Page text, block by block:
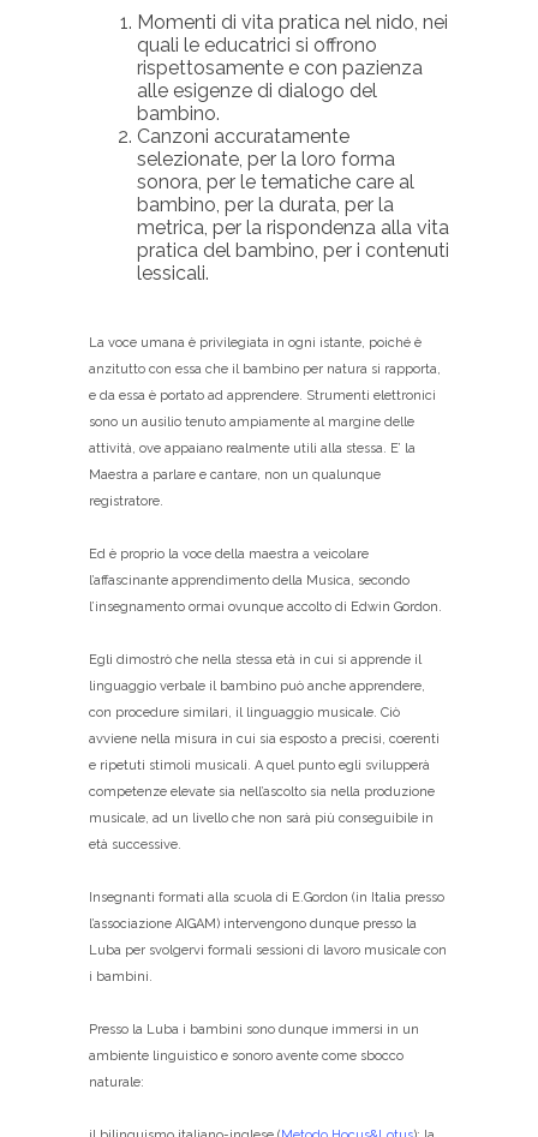
Momenti di vita pratica nel nido, nei
quali le educatrici si offrono
rispettosamente e con pazienza
alle esigenze di dialogo del
bambino.
Canzoni accuratamente
selezionate, per la loro forma
sonora, per le tematiche care al
bambino, per la durata, per la
metrica, per la rispondenza alla vita
pratica del bambino, per i contenuti
lessicali.
La voce umana è privilegiata in ogni istante, poiché è
anzitutto con essa che il bambino per natura si rapporta,
e da essa è portato ad apprendere. Strumenti elettronici
sono un ausilio tenuto ampiamente al margine delle
attività, ove appaiano realmente utili alla stessa. E’ la
Maestra a parlare e cantare, non un qualunque
registratore.
Ed è proprio la voce della maestra a veicolare
l’affascinante apprendimento della Musica, secondo
l’insegnamento ormai ovunque accolto di Edwin Gordon.
Egli dimostrò che nella stessa età in cui si apprende il
linguaggio verbale il bambino può anche apprendere,
con procedure similari, il linguaggio musicale. Ciò
avviene nella misura in cui sia esposto a precisi, coerenti
e ripetuti stimoli musicali. A quel punto egli svilupperà
competenze elevate sia nell’ascolto sia nella produzione
musicale, ad un livello che non sarà più conseguibile in
età successive.
Insegnanti formati alla scuola di E.Gordon (in Italia presso
l’associazione AIGAM) intervengono dunque presso la
Luba per svolgervi formali sessioni di lavoro musicale con
i bambini.
Presso la Luba i bambini sono dunque immersi in un
ambiente linguistico e sonoro avente come sbocco
naturale: